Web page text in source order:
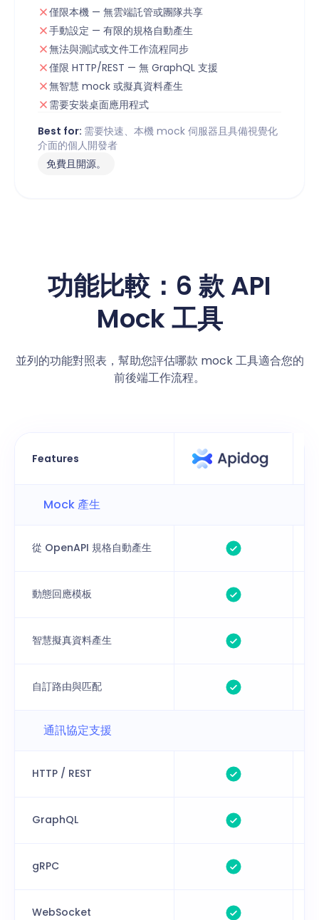
僅限本機 — 無雲端託管或團隊共享
手動設定 — 有限的規格自動產生
無法與測試或文件工作流程同步
僅限 HTTP/REST — 無 GraphQL 支援
無智慧 mock 或擬真資料產生
需要安裝桌面應用程式
Best for: 需要快速、本機 mock 伺服器且具備視覺化
介面的個人開發者
免費且開源。
功能比較：6 款 API
Mock 工具
並列的功能對照表，幫助您評估哪款 mock 工具適合您的
前後端工作流程。
Features
Mock 產生
從 OpenAPI 規格自動產生
動態回應模板
智慧擬真資料產生
自訂路由與匹配
通訊協定支援
HTTP / REST
GraphQL
gRPC
WebSocket